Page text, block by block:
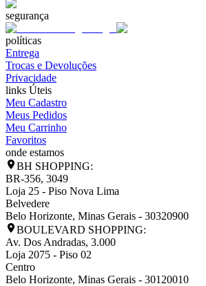
segurança
políticas
Entrega
Trocas e Devoluções
Privacidade
links Úteis
Meu Cadastro
Meus Pedidos
Meu Carrinho
Favoritos
onde estamos
BH SHOPPING:
BR-356, 3049
Loja 25 - Piso Nova Lima
Belvedere
Belo Horizonte, Minas Gerais - 30320900
BOULEVARD SHOPPING:
Av. Dos Andradas, 3.000
Loja 2075 - Piso 02
Centro
Belo Horizonte, Minas Gerais - 30120010